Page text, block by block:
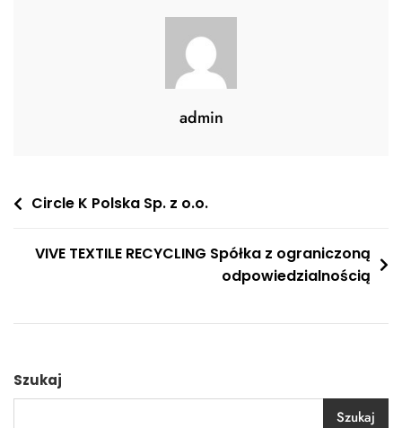
admin
Nawigacja
Circle K Polska Sp. z o.o.
VIVE TEXTILE RECYCLING Spółka z ograniczoną
odpowiedzialnością
Szukaj
Szukaj